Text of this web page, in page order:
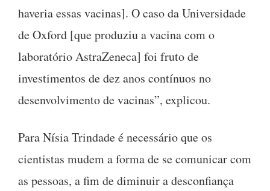
haveria essas vacinas]. O caso da Universidade
de Oxford [que produziu a vacina com o
laboratório AstraZeneca] foi fruto de
investimentos de dez anos contínuos no
desenvolvimento de vacinas”, explicou.
Para Nísia Trindade é necessário que os
cientistas mudem a forma de se comunicar com
as pessoas, a fim de diminuir a desconfiança